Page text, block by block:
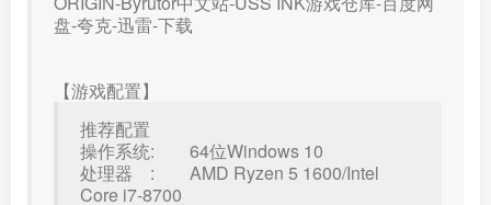
【游戏配置】
推荐配置
操作系统: 64位Windows 10
处理器 : AMD Ryzen 5 1600/Intel
Core i7-8700